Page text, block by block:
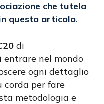
che tutela
questo articolo.
di
nel mondo
ogni dettaglio
corda per fare
metodologia e